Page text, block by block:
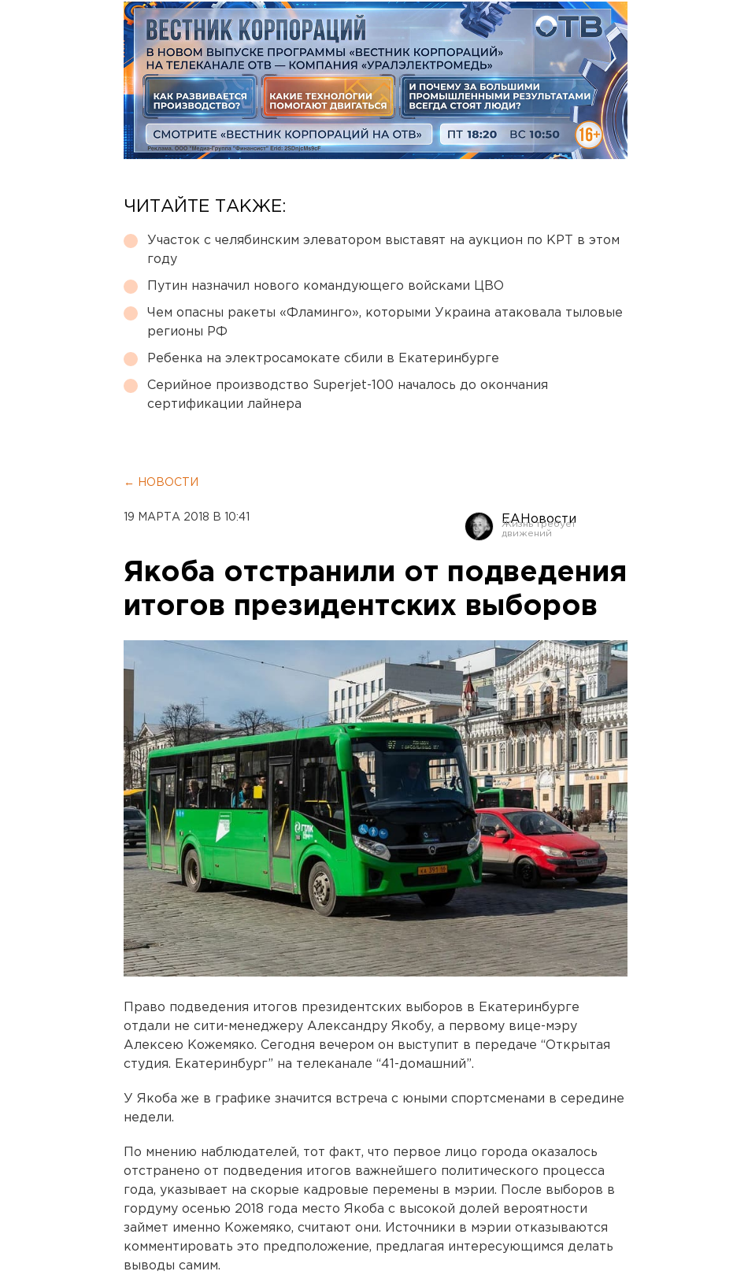
ЧИТАЙТЕ ТАКЖЕ:
Участок с челябинским элеватором выставят на аукцион по КРТ в этом
году
Путин назначил нового командующего войсками ЦВО
Чем опасны ракеты «Фламинго», которыми Украина атаковала тыловые
регионы РФ
Ребенка на электросамокате сбили в Екатеринбурге
Серийное производство Superjet-100 началось до окончания
сертификации лайнера
← НОВОСТИ
19 МАРТА 2018 В 10:41 ЕАНовости
Якоба отстранили от подведения
итогов президентских выборов
Право подведения итогов президентских выборов в Екатеринбурге
отдали не сити-менеджеру Александру Якобу, а первому вице-мэру
Алексею Кожемяко. Сегодня вечером он выступит в передаче “Открытая
студия. Екатеринбург” на телеканале “41-домашний”.
У Якоба же в графике значится встреча с юными спортсменами в середине
недели.
По мнению наблюдателей, тот факт, что первое лицо города оказалось
отстранено от подведения итогов важнейшего политического процесса
года, указывает на скорые кадровые перемены в мэрии. После выборов в
гордуму осенью 2018 года место Якоба с высокой долей вероятности
займет именно Кожемяко, считают они. Источники в мэрии отказываются
комментировать это предположение, предлагая интересующимся делать
выводы самим.